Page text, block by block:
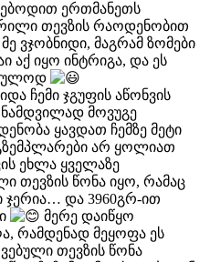
ერთმანეთს
თევზის რაოდენობით
ვჯობნიდი, მაგრამ ზომები
აქ იყო ინტრიგა, და ეს
ჩემი ჯგუფის აწონვის
მოვუგე
ყავდათ ჩემზე მეტი
არ ყოლიათ
ეხლა ყველაზე
თევზის წონა იყო, რამაც
ჯერია… და 3960გრ-ით
მერე დაიწყო
რამდენად მეყოფა ეს
თევზის წონა